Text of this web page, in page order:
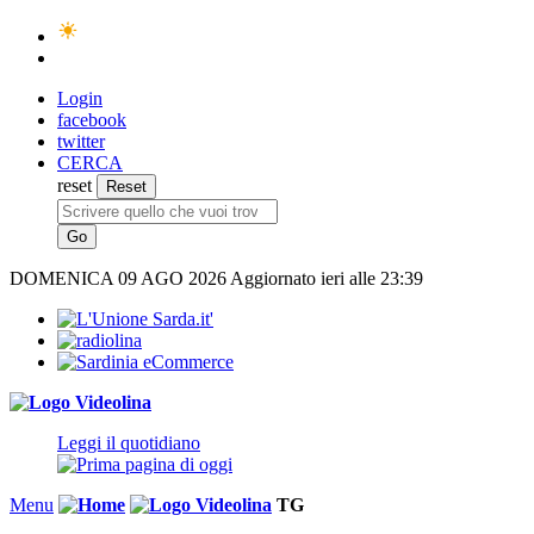
Login
facebook
twitter
CERCA
reset
DOMENICA 09 AGO 2026 Aggiornato ieri alle 23:39
Leggi il quotidiano
Menu
TG